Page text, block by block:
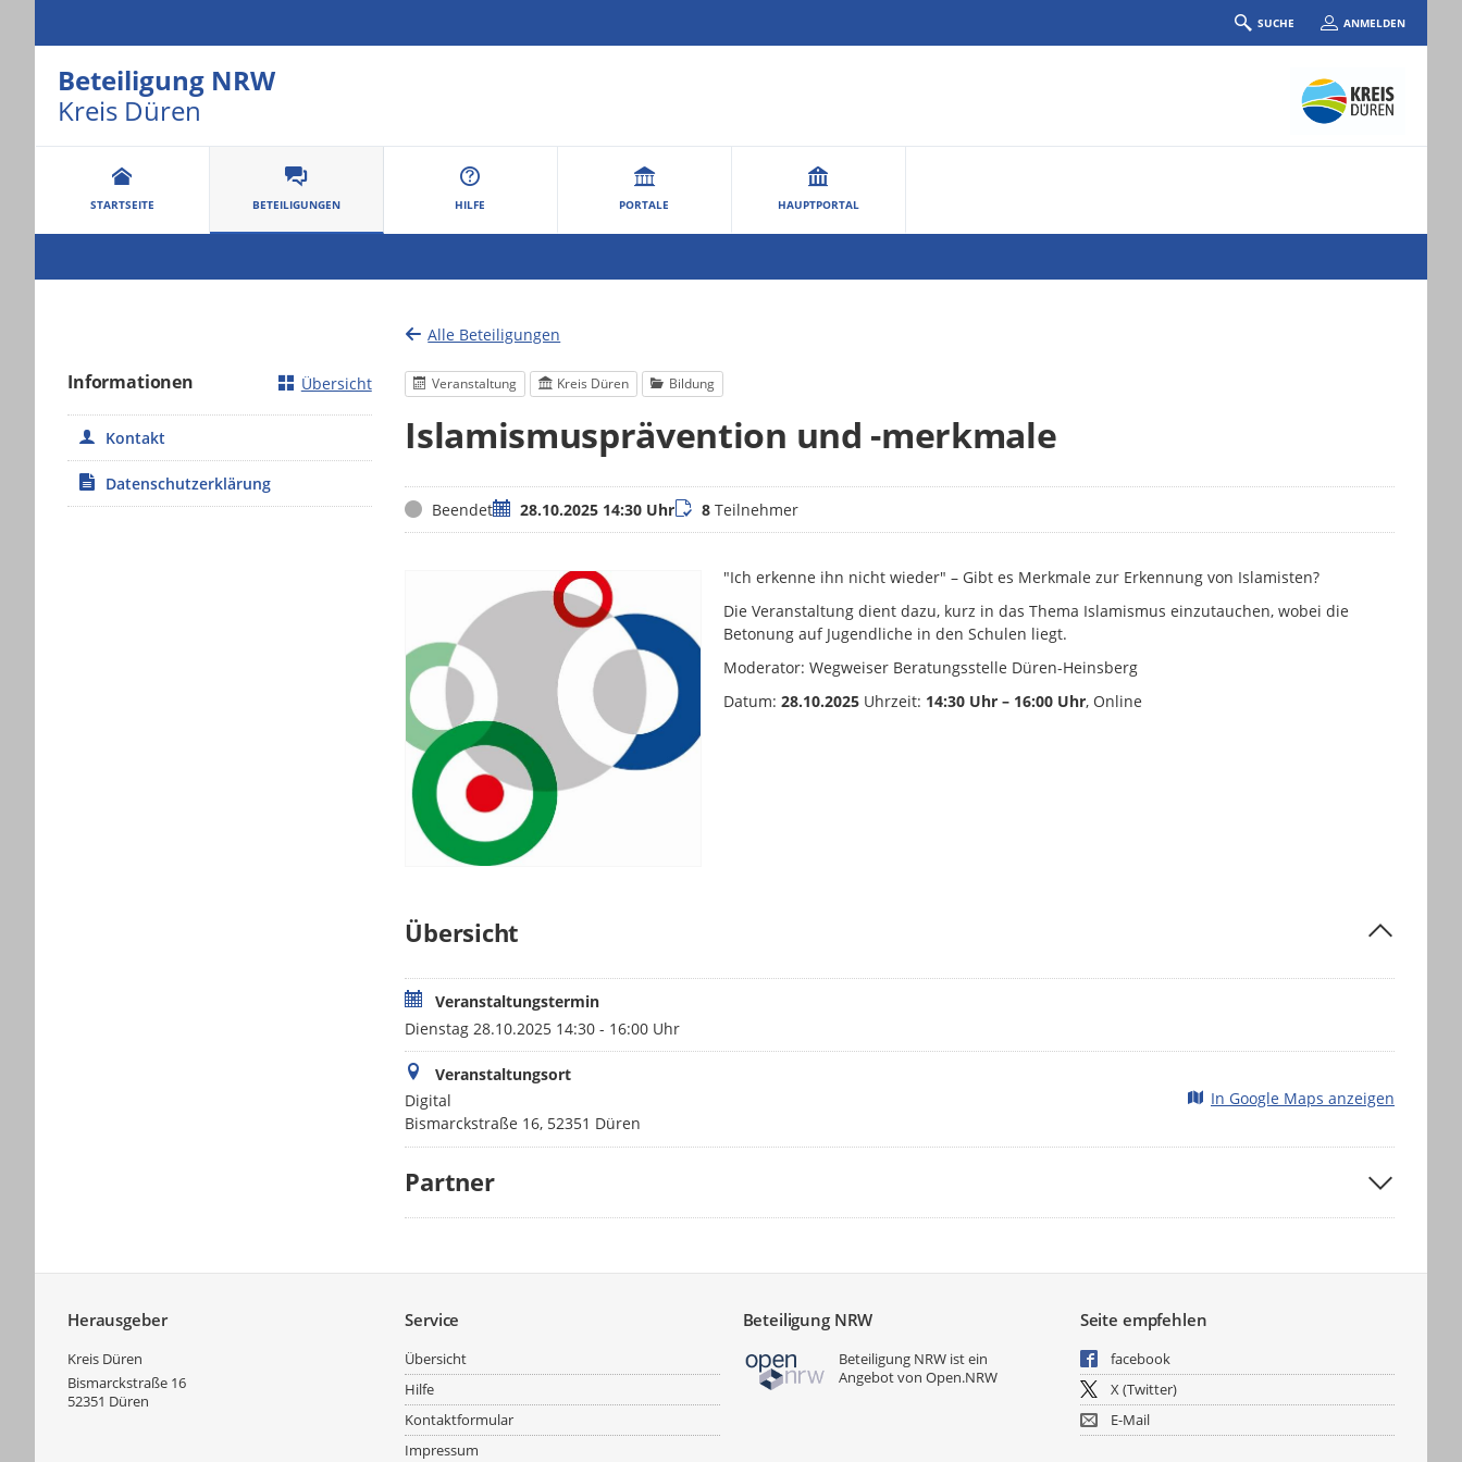
SUCHE ANMELDEN
Beteiligung NRW
Kreis Düren
STARTSEITE BETEILIGUNGEN HILFE PORTALE HAUPTPORTAL
Alle Beteiligungen
Veranstaltung Kreis Düren Bildung
Islamismusprävention und -merkmale
StatusBeendetTermin28.10.2025 14:30 UhrTeilnehmer
8 Teilnehmer
"Ich erkenne ihn nicht wieder" – Gibt es Merkmale zur Erkennung von Islamisten?
Die Veranstaltung dient dazu, kurz in das Thema Islamismus einzutauchen, wobei die
Betonung auf Jugendliche in den Schulen liegt.
Moderator: Wegweiser Beratungsstelle Düren-Heinsberg
Datum:28.10.2025 Uhrzeit: 14:30 Uhr – 16:00 Uhr, Online
Übersicht
Veranstaltungstermin
Dienstag 28.10.2025 14:30 - 16:00 Uhr
Veranstaltungsort
Digital
Bismarckstraße 16, 52351 Düren
In Google Maps anzeigen
Partner
Informationen Übersicht
Kontakt
Datenschutzerklärung
Herausgeber
Kreis Düren
Bismarckstraße 16
52351 Düren
Service
Übersicht
Hilfe
Kontaktformular
Impressum
Beteiligung NRW
Beteiligung NRW ist ein
Angebot vonOpen.NRW
Seite empfehlen
facebook
X (Twitter)
E-Mail